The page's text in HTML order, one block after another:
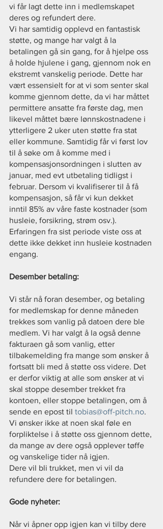
vi får lagt dette inn i medlemskapet
deres og refundert dere.
Vi har samtidig opplevd en fantastisk
støtte, og mange har valgt å la
betalingen gå sin gang, for å hjelpe oss
å holde hjulene i gang, gjennom nok en
ekstremt vanskelig periode. Dette har
vært essensielt for at vi som senter skal
komme gjennom dette, da vi har måttet
permittere ansatte fra første dag, men
likevel måttet bære lønnskostnadene i
ytterligere 2 uker uten støtte fra stat
eller kommune. Samtidig får vi først lov
til å søke om å komme med i
kompensasjonsordningen i slutten av
januar, med evt utbetaling tidligst i
februar. Dersom vi kvalifiserer til å få
kompensasjon, så får vi kun dekket
inntil 85% av våre faste kostnader (som
husleie, forsikring, strøm osv.).
Erfaringen fra sist periode viste oss at
dette ikke dekket inn husleie kostnaden
engang.
Desember betaling:
Vi står nå foran desember, og betaling
for medlemskap for denne måneden
trekkes som vanlig på datoen dere ble
medlem. Vi har valgt å la også denne
fakturaen gå som vanlig, etter
tilbakemelding fra mange som ønsker å
fortsatt bli med å støtte oss videre. Det
er derfor viktig at alle som ønsker at vi
skal stoppe desember trekket fra
kontoen, eller stoppe betalingen, om å
sende en epost til tobias@off-pitch.no.
Vi ønsker ikke at noen skal føle en
forpliktelse i å støtte oss gjennom dette,
da mange av dere også opplever tøffe
og vanskelige tider nå igjen.
Dere vil bli trukket, men vi vil da
refundere dere for betalingen.
Gode nyheter:
Når vi åpner opp igjen kan vi tilby dere